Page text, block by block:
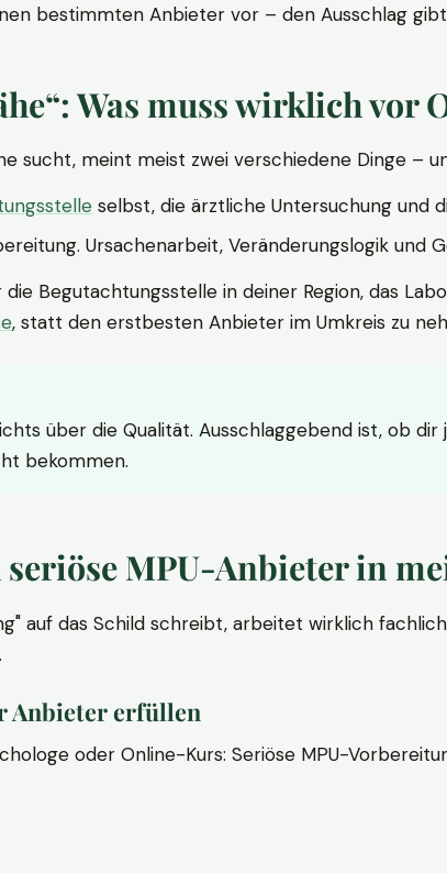
bestimmten Anbieter vor – den Ausschlag
Was muss wirklich vor
sucht, meint meist zwei verschiedene Dinge –
selbst, die ärztliche Untersuchung und
Ursachenarbeit, Veränderungslogik und
Begutachtungsstelle in deiner Region, das
, statt den erstbesten Anbieter im Umkreis zu
über die Qualität. Ausschlaggebend ist, ob
bekommen.
MPU-Anbieter in
auf das Schild schreibt, arbeitet wirklich
Anbieter erfüllen
oder Online-Kurs: Seriöse MPU-